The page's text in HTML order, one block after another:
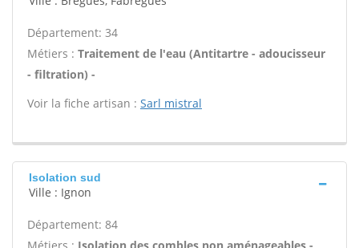
Département: 34
Métiers : Traitement de l'eau (Antitartre - adoucisseur
- filtration) -
Voir la fiche artisan : Sarl mistral
Isolation sud
Ville : Ignon
Département: 84